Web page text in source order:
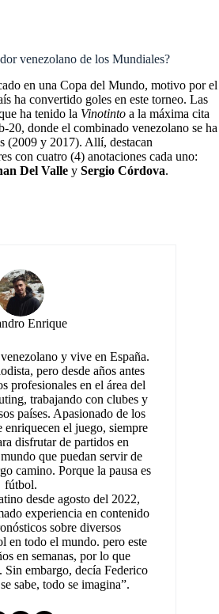
venezolano de los Mundiales?
en una Copa del Mundo, motivo por el
ha convertido goles en este torneo. Las
ha tenido la Vinotinto a la máxima cita
20, donde el combinado venezolano se ha
(2009 y 2017). Allí, destacan
con cuatro (4) anotaciones cada uno:
Del Valle y Sergio Córdova.
Enrique
y vive en España.
pero desde años antes
profesionales en el área del
trabajando con clubes y
países. Apasionado de los
enriquecen el juego, siempre
disfrutar de partidos en
que puedan servir de
camino. Porque la pausa es
fútbol.
desde agosto del 2022,
experiencia en contenido
sobre diversos
en todo el mundo. pero este
en semanas, por lo que
Sin embargo, decía Federico
sabe, todo se imagina”.